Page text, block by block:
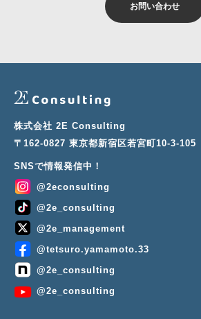
お問い合わせ
株式会社 2E Consulting
〒162-0827 東京都新宿区若宮町10-3-105